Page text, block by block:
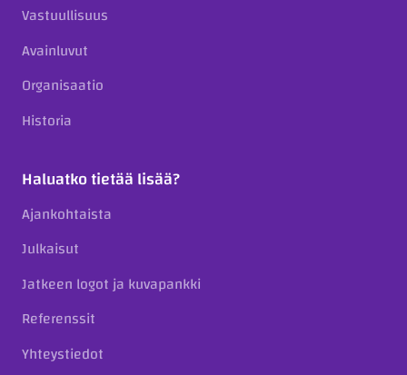
Vastuullisuus
Avainluvut
Organisaatio
Historia
Haluatko tietää lisää?
Ajankohtaista
Julkaisut
Jatkeen logot ja kuvapankki
Referenssit
Yhteystiedot